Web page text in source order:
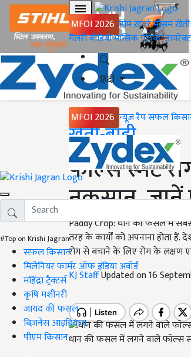
MFOI 2026 होमख़बरेंमौसम
गैलरीवीडियोमासिक पत्रिका
हिंदी
MFOI 2026 न्यूज़ रैपसफल
#Top on Krishi Jagran
सफल किसान
मिलेनियर फार्मर ऑफ इंडिया अवॉर्ड
महिंद्रा ट्रैक्टर्स
कृषि मशीनरी
जायद की फसल
बिज़नेस आइडियाज
पीएम किसान
Home
खेती-बाड़ी
फॉल्स स्मट
नुकसान, जानें
Paddy Crop: धान की फसल में
तरह के कार्यों को अपनाना होता
रोग से बचाने के लिए रोग के लक्षण
KJ StaffUpdated on 16
धान की फसल में लगने वाले फॉल्स